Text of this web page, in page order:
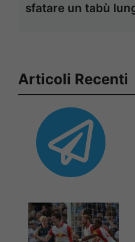
sfatare un tabù
Articoli Recenti